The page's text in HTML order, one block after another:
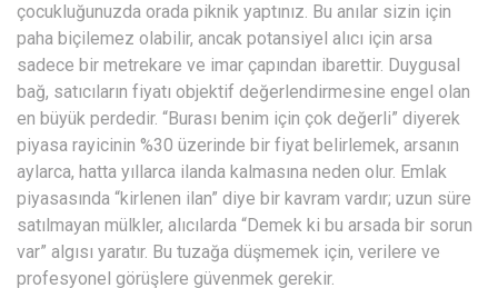
çocukluğunuzda orada piknik yaptınız. Bu anılar sizin için
paha biçilemez olabilir, ancak potansiyel alıcı için arsa
sadece bir metrekare ve imar çapından ibarettir. Duygusal
bağ, satıcıların fiyatı objektif değerlendirmesine engel olan
en büyük perdedir. “Burası benim için çok değerli” diyerek
piyasa rayicinin %30 üzerinde bir fiyat belirlemek, arsanın
aylarca, hatta yıllarca ilanda kalmasına neden olur. Emlak
piyasasında “kirlenen ilan” diye bir kavram vardır; uzun süre
satılmayan mülkler, alıcılarda “Demek ki bu arsada bir sorun
var” algısı yaratır. Bu tuzağa düşmemek için, verilere ve
profesyonel görüşlere güvenmek gerekir.